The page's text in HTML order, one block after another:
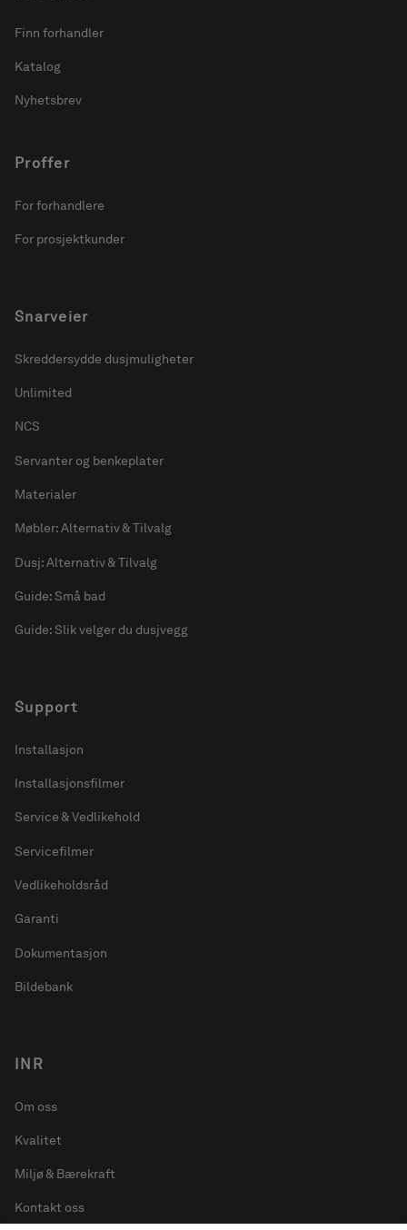
Finn forhandler
Katalog
Nyhetsbrev
Proffer
For forhandlere
For prosjektkunder
Snarveier
Skreddersydde dusjmuligheter
Unlimited
NCS
Servanter og benkeplater
Materialer
Møbler: Alternativ & Tilvalg
Dusj: Alternativ & Tilvalg
Guide: Små bad
Guide: Slik velger du dusjvegg
Support
Installasjon
Installasjonsfilmer
Service & Vedlikehold
Servicefilmer
Vedlikeholdsråd
Garanti
Dokumentasjon
Bildebank
INR
Om oss
Kvalitet
Miljø & Bærekraft
Kontakt oss